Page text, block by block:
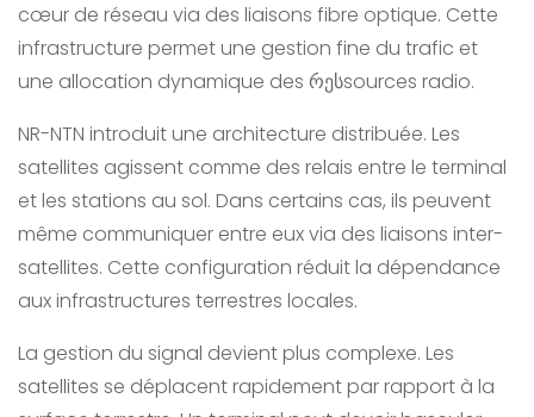
cœur de réseau via des liaisons fibre optique. Cette
infrastructure permet une gestion fine du trafic et
une allocation dynamique des რესsources radio.
NR-NTN introduit une architecture distribuée. Les
satellites agissent comme des relais entre le terminal
et les stations au sol. Dans certains cas, ils peuvent
même communiquer entre eux via des liaisons inter-
satellites. Cette configuration réduit la dépendance
aux infrastructures terrestres locales.
La gestion du signal devient plus complexe. Les
satellites se déplacent rapidement par rapport à la